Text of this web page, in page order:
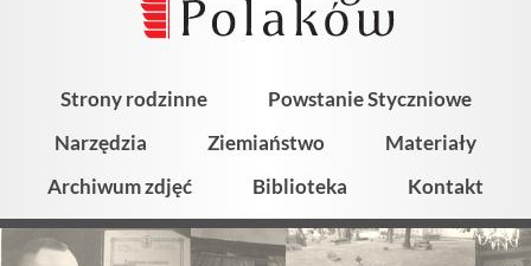
Strony rodzinne
Powstanie Styczniowe
Narzędzia
Ziemiaństwo
Materiały
Archiwum zdjęć
Biblioteka Kontakt